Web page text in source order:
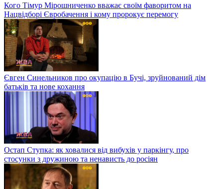
Кого Тімур Мірошниченко вважає своїм фаворитом на
Нацвідборі Євробачення і кому пророкує перемогу
Євген Синельников про окупацію в Бучі, зруйнований дім
батьків та нове кохання
Остап Ступка: як ховалися від вибухів у паркінгу, про
стосунки з дружиною та ненависть до росіян